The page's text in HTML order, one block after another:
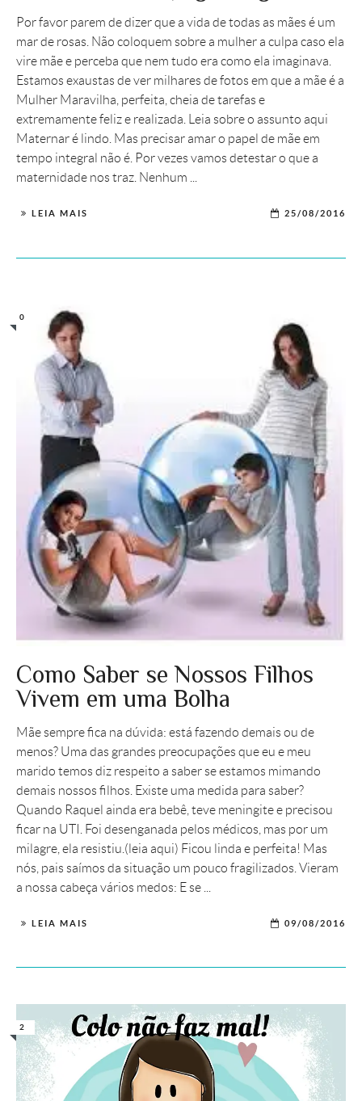
Por favor parem de dizer que a vida de todas as mães é um
mar de rosas. Não coloquem sobre a mulher a culpa caso ela
vire mãe e perceba que nem tudo era como ela imaginava.
Estamos exaustas de ver milhares de fotos em que a mãe é a
Mulher Maravilha, perfeita, cheia de tarefas e
extremamente feliz e realizada. Leia sobre o assunto aqui
Maternar é lindo. Mas precisar amar o papel de mãe em
tempo integral não é. Por vezes vamos detestar o que a
maternidade nos traz. Nenhum ...
LEIA MAIS 25/08/2016
0
Como Saber se Nossos Filhos
Vivem em uma Bolha
Mãe sempre fica na dúvida: está fazendo demais ou de
menos? Uma das grandes preocupações que eu e meu
marido temos diz respeito a saber se estamos mimando
demais nossos filhos. Existe uma medida para saber?
Quando Raquel ainda era bebê, teve meningite e precisou
ficar na UTI. Foi desenganada pelos médicos, mas por um
milagre, ela resistiu.(leia aqui) Ficou linda e perfeita! Mas
nós, pais saímos da situação um pouco fragilizados. Vieram
a nossa cabeça vários medos: E se ...
LEIA MAIS 09/08/2016
2